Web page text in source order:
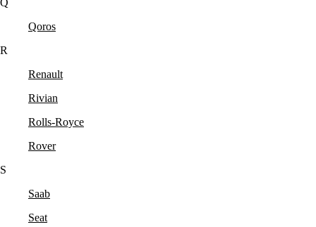
Qoros
R
Renault
Rivian
Rolls-Royce
Rover
S
Saab
Seat